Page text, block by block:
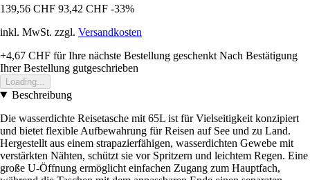
139,56 CHF 93,42 CHF -33%
inkl. MwSt. zzgl. Versandkosten
+4,67 CHF für Ihre nächste Bestellung geschenkt Nach Bestätigung
Ihrer Bestellung gutgeschrieben
Loading...
Beschreibung
Die wasserdichte Reisetasche mit 65L ist für Vielseitigkeit konzipiert
und bietet flexible Aufbewahrung für Reisen auf See und zu Land.
Hergestellt aus einem strapazierfähigen, wasserdichten Gewebe mit
verstärkten Nähten, schützt sie vor Spritzern und leichtem Regen. Eine
große U-Öffnung ermöglicht einfachen Zugang zum Hauptfach,